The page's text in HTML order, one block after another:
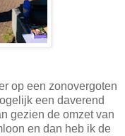
op een zonovergoten
een daverend
gezien de omzet van
en dan heb ik de